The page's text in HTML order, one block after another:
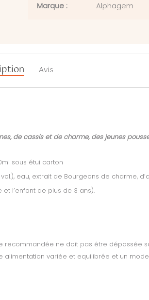
Marque :
Alphagem
Avis
de cassis et de charme, des jeunes
sous étui carton
eau, extrait de Bourgeons de charme,
l’enfant de plus de 3 ans).
recommandée ne doit pas être dépassée
alimentation variée et equilibrée et un